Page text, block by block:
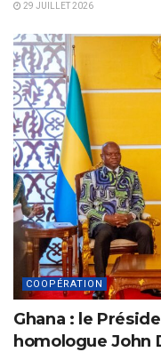
29 JUILLET 2026
COOPÉRATION
Ghana : le
homologue John